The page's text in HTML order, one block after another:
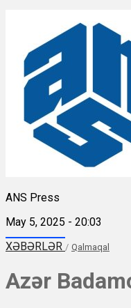
ANS Press
May 5, 2025 - 20:03
XƏBƏRLƏR / Qalmaqal
Azər